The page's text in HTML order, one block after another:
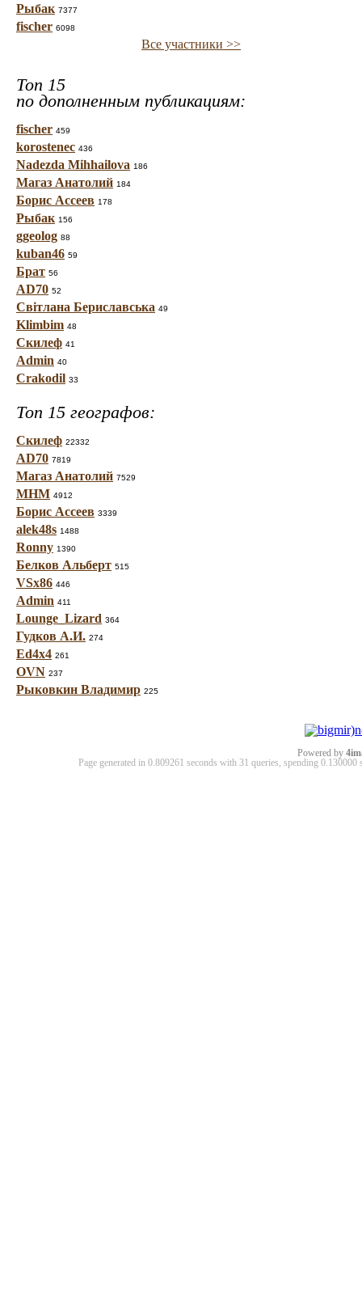
Рыбак 7377
fischer 6098
Все участники >>
Топ 15
по дополненным публикациям:
fischer 459
korostenec 436
Nadezda Mihhailova 186
Магаз Анатолий 184
Борис Ассеев 178
Рыбак 156
ggeolog 88
kuban46 59
Брат 56
AD70 52
Світлана Бериславська 49
Klimbim 48
Скилеф 41
Admin 40
Crakodil 33
Топ 15 географов:
Скилеф 22332
AD70 7819
Магаз Анатолий 7529
МНМ 4912
Борис Ассеев 3339
alek48s 1488
Ronny 1390
Белков Альберт 515
VSx86 446
Admin 411
Lounge_Lizard 364
Гудков А.И. 274
Ed4x4 261
OVN 237
Рыковкин Владимир 225
Powered by
Page generated in 0.809261 seconds with 31 queries, spending